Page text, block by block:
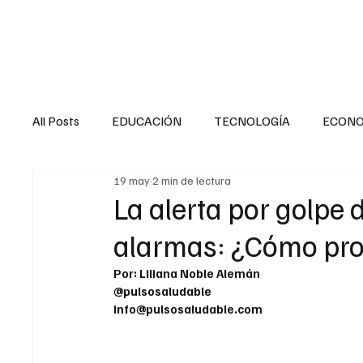
All Posts EDUCACIÓN TECNOLOGÍA
SALUD EN EL SECTOR PÚBLICO
MENTAL LA ENTREVISTA ANIMAL
INTERNACIONAL GENERAL INTERNACIONAL
La alerta por golpe
alarmas: ¿Cómo
19 may2 min de lectura
Por: Liliana Noble Alemán
@pulsosaludable
info@pulsosaludable.com